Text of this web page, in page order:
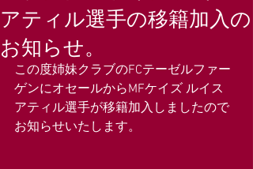
アティル選手の移籍加入の
お知らせ。
この度姉妹クラブのFCテーゼルファー
ゲンにオセールからMFケイズ ルイス
アティル選手が移籍加入しましたので
お知らせいたします。